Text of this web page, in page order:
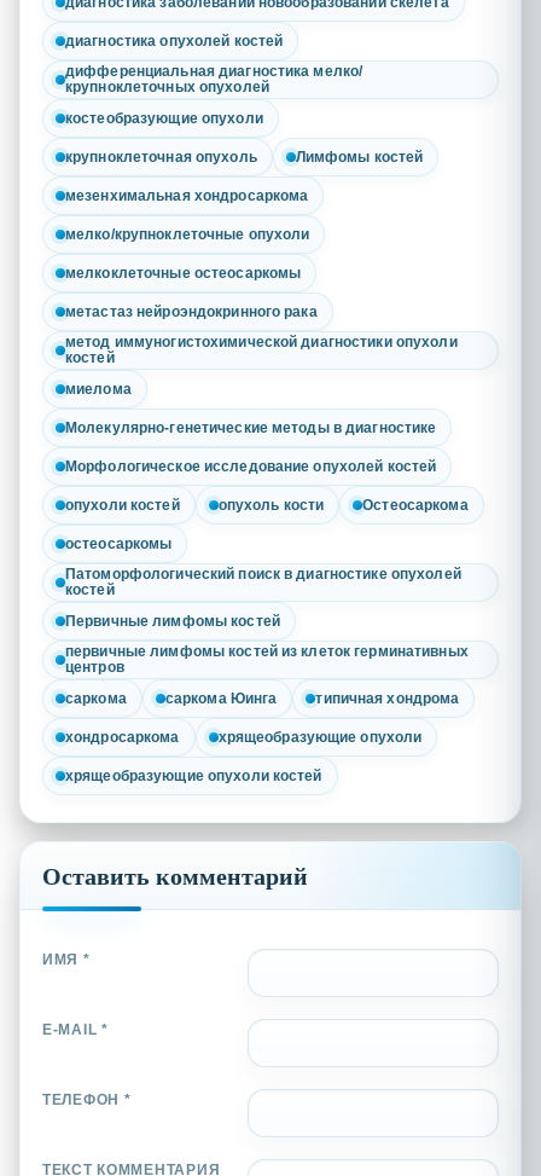
диагностика опухолей костей
дифференциальная диагностика мелко/
крупноклеточных опухолей
костеобразующие опухоли
крупноклеточная опухоль Лимфомы костей
мезенхимальная хондросаркома
мелко/крупноклеточные опухоли
мелкоклеточные остеосаркомы
метастаз нейроэндокринного рака
метод иммуногистохимической диагностики опухоли
костей
миелома
Молекулярно-генетические методы в диагностике
Морфологическое исследование опухолей костей
опухоли костей опухоль кости Остеосаркома
остеосаркомы
Патоморфологический поиск в диагностике опухолей
костей
Первичные лимфомы костей
первичные лимфомы костей из клеток герминативных
центров
саркома
саркома Юинга типичная хондрома
хондросаркома хрящеобразующие опухоли
хрящеобразующие опухоли костей
Оставить комментарий
ИМЯ *
E-MAIL *
ТЕЛЕФОН *
ТЕКСТ КОММЕНТАРИЯ